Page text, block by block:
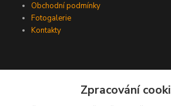
Obchodní podmínky
Fotogalerie
Kontakty
Zpracování